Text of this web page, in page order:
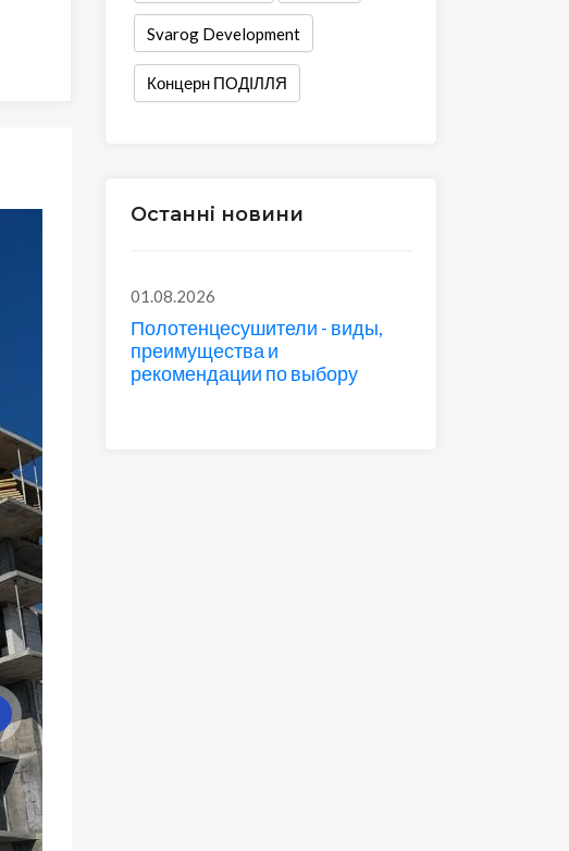
Svarog Development
Концерн ПОДІЛЛЯ
Останні новини
01.08.2026
Полотенцесушители - виды,
преимущества и
рекомендации по выбору